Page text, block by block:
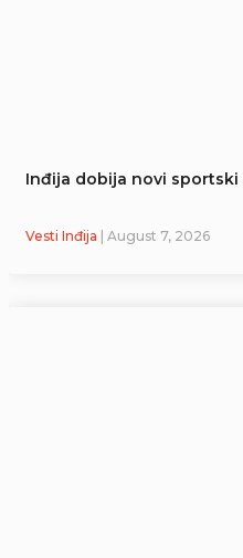
Inđija dobija novi sportski
Vesti Inđija | August 7, 2026